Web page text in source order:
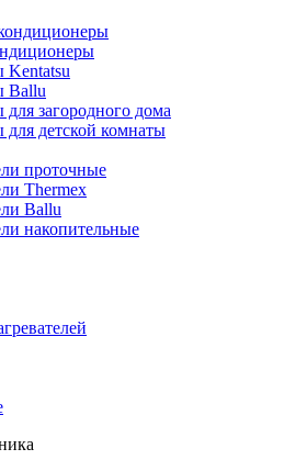
Ballu
загородного дома
детской комнаты
проточные
Thermex
Ballu
накопительные